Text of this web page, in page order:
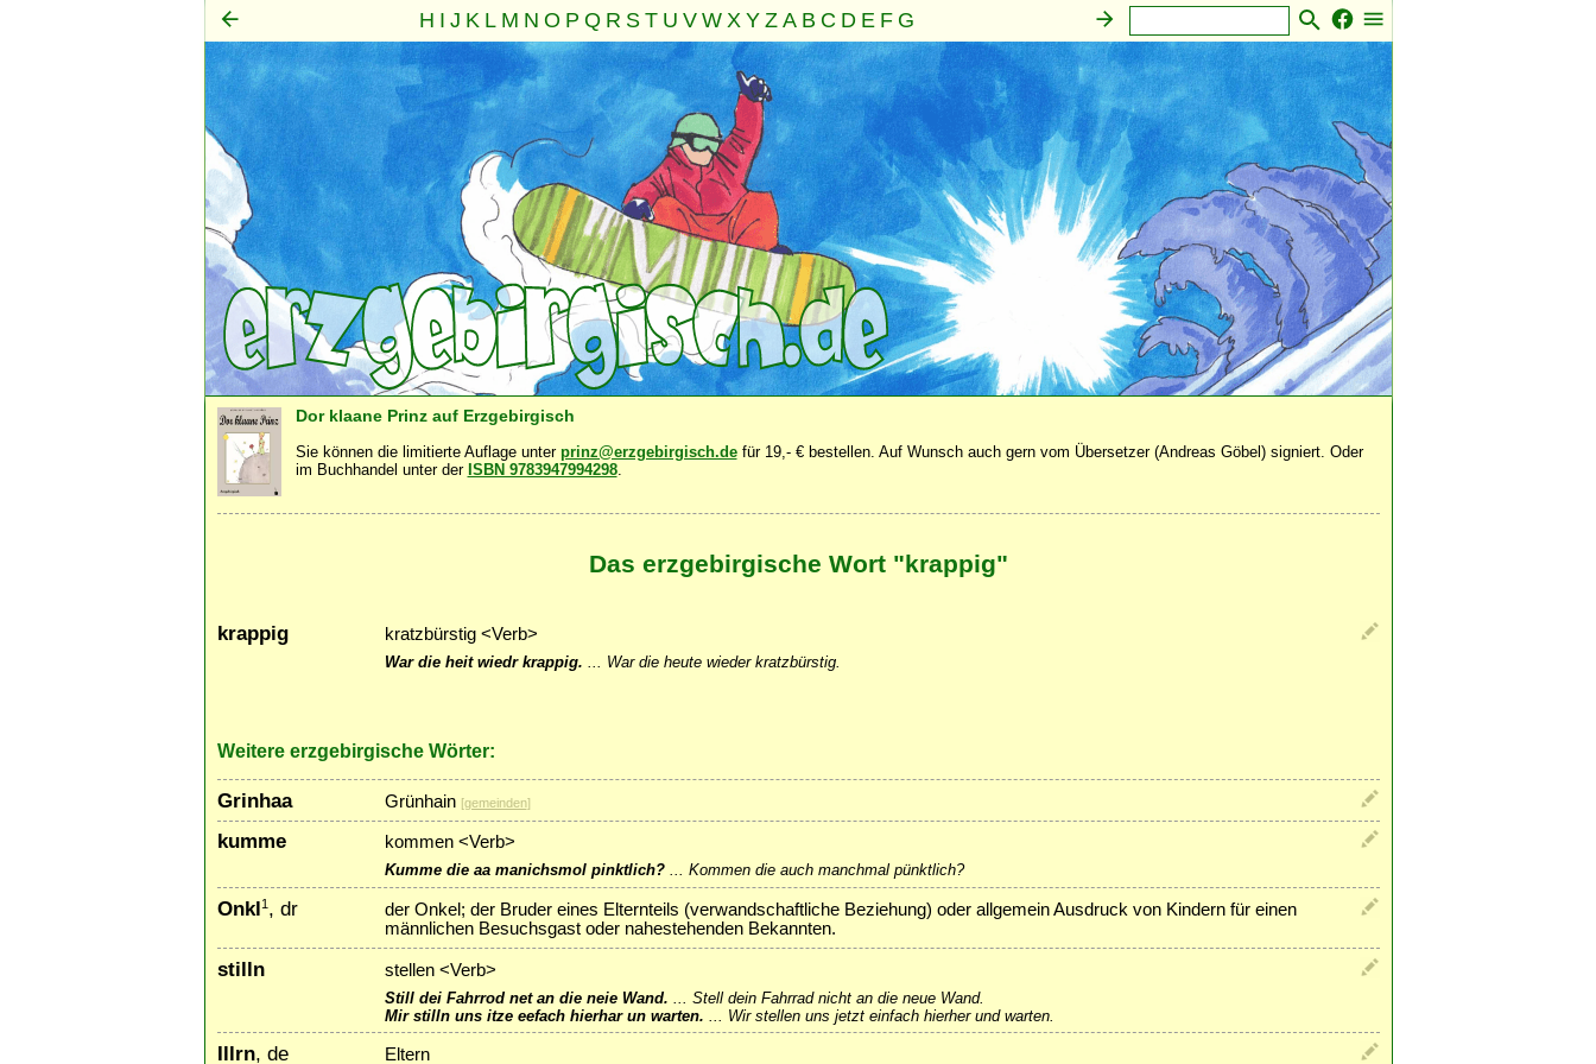
H I J K L M N O P Q R S T U V W X Y Z A B C D E F G
Mensch·Seele Geist·Familie ·Gemeinschaft·Nahrung · Natur Sonstiges
Dor klaane Prinz auf Erzgebirgisch
Sie können die limitierte Auflage unter prinz@erzgebirgisch.defür 19,- € bestellen. Auf Wunsch auch gern vom Übersetzer (Andreas Göbel) signiert. Oder
im Buchhandel unter der ISBN 9783947994298.
Das erzgebirgische Wort "krappig"
krappig kratzbürstig <Verb>
War die heit wiedr krappig. War die heute wieder kratzbürstig.
Weitere erzgebirgische Wörter:
Grinhaa Grünhain [gemeinden]
kumme kommen <Verb>
Kumme die aa manichsmol pinktlich?... Kommen die auch manchmal pünktlich?
Onkl1 , dr
der Onkel; der Bruder eines Elternteils (verwandschaftliche Beziehung) oder allgemein Ausdruck von Kindern für einen
männlichen Besuchsgast oder nahestehenden Bekannten.
stilln stellen <Verb>
Still dei Fahrrod net an die neie Wand.
Stell dein Fahrrad nicht an die neue Wand.
Mir stilln uns itze eefach hierhar un warten.
Wir stellen uns jetzt einfach hierher und warten.
Illrn, de Eltern